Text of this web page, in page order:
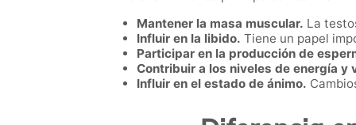
Mantener la masa muscular. La
Influir en la libido. Tiene un papel
Participar en la producción de
Contribuir a los niveles de energía y
Influir en el estado de ánimo.